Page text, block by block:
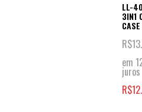
LL-
3IN1
R$
em
juros
R$